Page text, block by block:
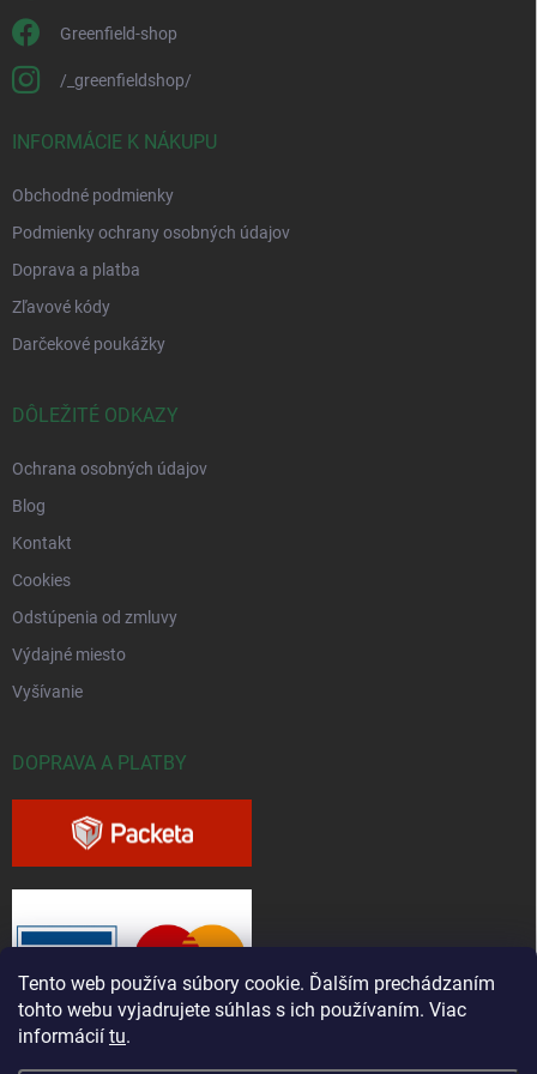
Tento web používa súbory cookie. Ďalším prechádzaním
tohto webu vyjadrujete súhlas s ich používaním. Viac
informácií tu.
Greenfield-shop
/_greenfieldshop/
INFORMÁCIE K NÁKUPU
Obchodné podmienky
Podmienky ochrany osobných údajov
Doprava a platba
Zľavové kódy
Darčekové poukážky
DÔLEŽITÉ ODKAZY
Ochrana osobných údajov
Blog
Kontakt
Cookies
Odstúpenia od zmluvy
Výdajné miesto
Vyšívanie
DOPRAVA A PLATBY